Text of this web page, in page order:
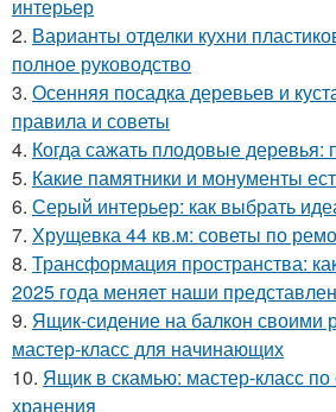
интерьер
2. Варианты отделки кухни
полное руководство
3. Осенняя посадка деревьев и
правила и советы
4. Когда сажать плодовые деревья:
5. Какие памятники и монументы
6. Серый интерьер: как выбрать
7. Хрущевка 44 кв.м: советы по
8. Трансформация пространства:
2025 года меняет наши
9. Ящик-сидение на балкон своими
мастер-класс для начинающих
10. Ящик в скамью: мастер-класс по
хранения